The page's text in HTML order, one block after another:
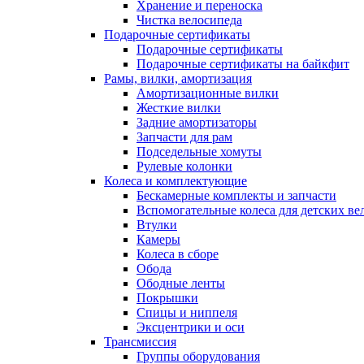
Хранение и переноска
Чистка велосипеда
Подарочные сертификаты
Подарочные сертификаты
Подарочные сертификаты на байкфит
Рамы, вилки, амортизация
Амортизационные вилки
Жесткие вилки
Задние амортизаторы
Запчасти для рам
Подседельные хомуты
Рулевые колонки
Колеса и комплектующие
Бескамерные комплекты и запчасти
Вспомогательные колеса для детских
Втулки
Камеры
Колеса в сборе
Обода
Ободные ленты
Покрышки
Спицы и ниппеля
Эксцентрики и оси
Трансмиссия
Группы оборудования